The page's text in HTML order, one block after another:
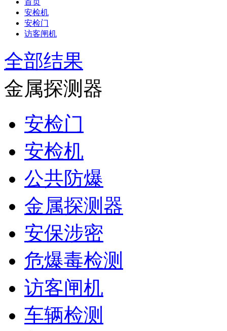
首页
安检机
安检门
访客闸机
全部结果
金属探测器
安检门
安检机
公共防爆
金属探测器
安保涉密
危爆毒检测
访客闸机
车辆检测